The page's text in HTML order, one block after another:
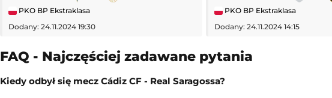
PKO BP Ekstraklasa
Dodany: 24.11.2024 19:30
PKO BP Ekstraklasa
Dodany: 24.11.2024 14:15
FAQ - Najczęściej zadawane pytania
Kiedy odbył się mecz Cádiz CF - Real Saragossa?